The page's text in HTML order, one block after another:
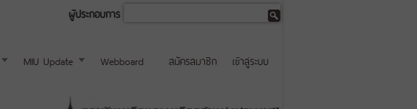
ผู้ประกอบการ
MIU Update Webboard เข้าสู่ระบบ
สมัครสมาชิก